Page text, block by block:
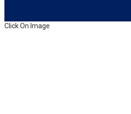
Click On Image